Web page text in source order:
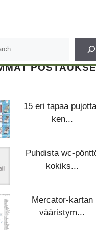
15 eri tapaa
ken...
Puhdista wc-
kokiks...
Mercator-kartan
vääristym...